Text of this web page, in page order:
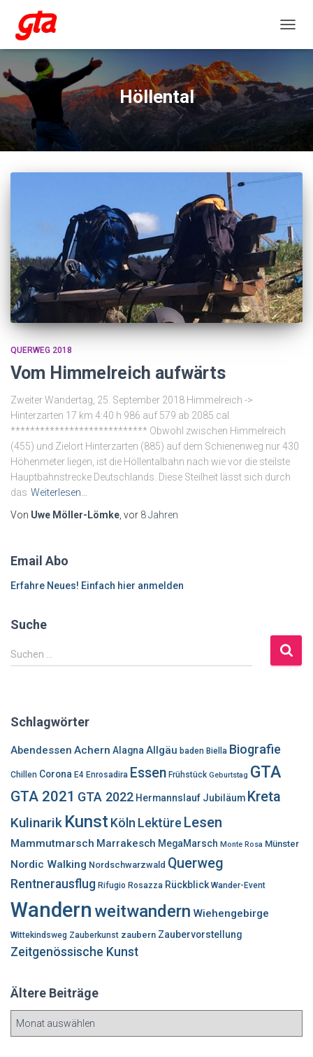
Höllental
QUERWEG 2018
Vom Himmelreich aufwärts
Zweiter Wandertag, 25. September 2018 Himmelreich ->
Hinterzarten 17 km 4:40 h 986 auf 579 ab 2085 cal
**************************** Obwohl zwischen Himmelreich
(455) und Zielort Hinterzarten (885) auf dem Schienenweg nur 430
Höhenmeter liegen, ist die Höllentalbahn nach wie vor die steilste
Hauptbahnstrecke Deutschlands. Diese Steilheit lässt sich durch
das Weiterlesen…
Von Uwe Möller-Lömke , vor 8 Jahren
Email Abo
Erfahre Neues! Einfach hier anmelden
Suche
S
u
n
a
c
:
Suchen …
Schlagwörter
Abendessen Achern Alagna Allgäu baden Biella Biografie
Chillen Corona E4 Enrosadira Essen Frühstück Geburtstag GTA
GTA 2021 GTA 2022 Hermannslauf Jubiläum Kreta
Kulinarik Kunst Köln LektüreLesen
Mammutmarsch Marrakesch MegaMarsch Monte Rosa Münster
Nordic Walking Nordschwarzwald Querweg
Rentnerausflug Rifugio Rosazza Rückblick Wander-Event
Wandern weitwandern Wiehengebirge
Wittekindsweg Zauberkunst zaubern Zaubervorstellung
Zeitgenössische Kunst
Ältere Beiträge